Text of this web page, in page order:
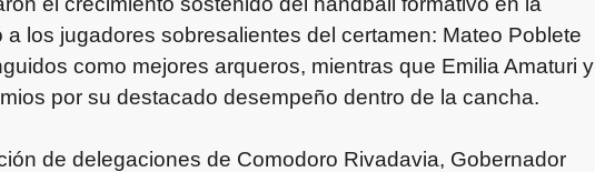
los jugadores sobresalientes del certamen: Mateo Poblete
como mejores arqueros, mientras que Emilia Amaturi y
por su destacado desempeño dentro de la cancha.
de delegaciones de Comodoro Rivadavia, Gobernador